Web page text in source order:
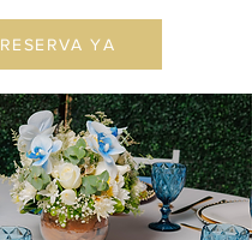
RESERVA YA